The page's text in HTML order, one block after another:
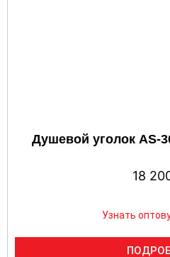
Душевой уголок AS-
18
Узнать